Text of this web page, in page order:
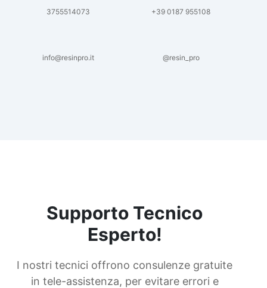
3755514073 +39 0187 955108
info@resinpro.it @resin_pro
Supporto Tecnico
Esperto!
I nostri tecnici offrono consulenze gratuite
in tele-assistenza, per evitare errori e